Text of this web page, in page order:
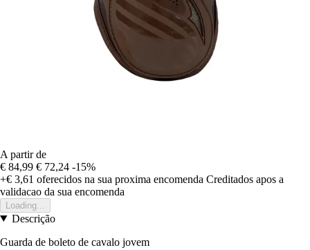
A partir de
€ 84,99 € 72,24 -15%
+€ 3,61 oferecidos na sua proxima encomenda Creditados apos a
validacao da sua encomenda
Loading...
Descrição
Guarda de boleto de cavalo jovem